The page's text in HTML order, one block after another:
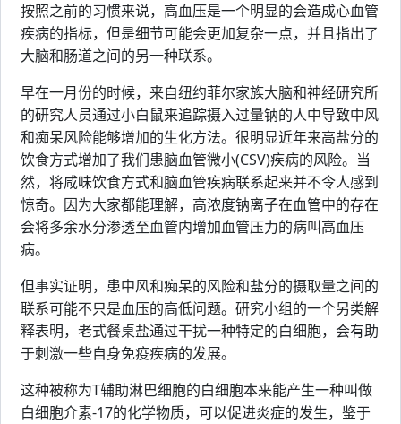
按照之前的习惯来说，高血压是一个明显的会造成心血管
疾病的指标，但是细节可能会更加复杂一点，并且指出了
大脑和肠道之间的另一种联系。
早在一月份的时候，来自纽约菲尔家族大脑和神经研究所
的研究人员通过小白鼠来追踪摄入过量钠的人中导致中风
和痴呆风险能够增加的生化方法。很明显近年来高盐分的
饮食方式增加了我们患脑血管微小(CSV)疾病的风险。当
然，将咸味饮食方式和脑血管疾病联系起来并不令人感到
惊奇。因为大家都能理解，高浓度钠离子在血管中的存在
会将多余水分渗透至血管内增加血管压力的病叫高血压
病。
但事实证明，患中风和痴呆的风险和盐分的摄取量之间的
联系可能不只是血压的高低问题。研究小组的一个另类解
释表明，老式餐桌盐通过干扰一种特定的白细胞，会有助
于刺激一些自身免疫疾病的发展。
这种被称为T辅助淋巴细胞的白细胞本来能产生一种叫做
白细胞介素-17的化学物质，可以促进炎症的发生，鉴于